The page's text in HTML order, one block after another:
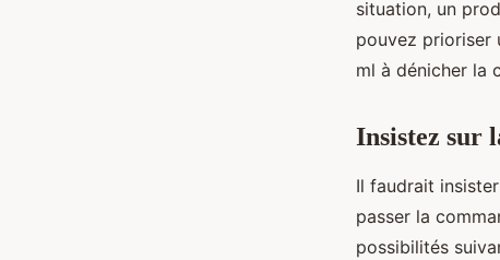
situation, un
pouvez prioriser
ml à dénicher la
Insistez sur
Il faudrait
passer la
possibilités